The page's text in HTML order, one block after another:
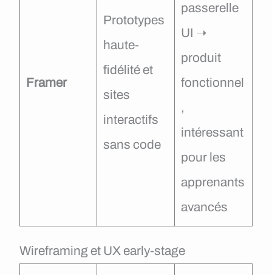
Framer
Prototypes
haute-
fidélité et
sites
interactifs
sans code
passerelle
UI ➝
produit
fonctionnel
,
intéressant
pour les
apprenants
avancés
Wireframing et UX early-stage